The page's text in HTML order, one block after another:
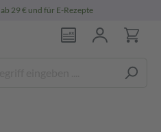
ab 29 € und für E-Rezepte